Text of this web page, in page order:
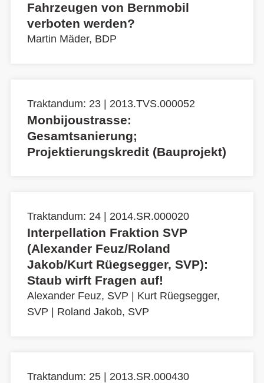
Fahrzeugen von Bernmobil
verboten werden?
Martin Mäder, BDP
Traktandum: 23 | 2013.TVS.000052
Monbijoustrasse:
Gesamtsanierung;
Projektierungskredit (Bauprojekt)
Traktandum: 24 | 2014.SR.000020
Interpellation Fraktion SVP
(Alexander Feuz/Roland
Jakob/Kurt Rüegsegger, SVP):
Staub wirft Fragen auf!
Alexander Feuz, SVP
Kurt Rüegsegger,
SVP
Roland Jakob, SVP
Traktandum: 25 | 2013.SR.000430